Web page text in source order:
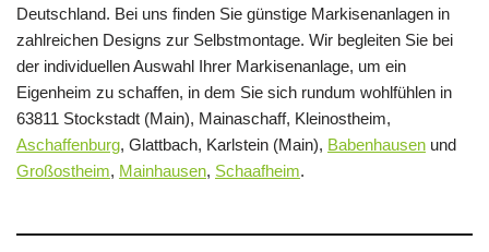
Deutschland. Bei uns finden Sie günstige Markisenanlagen in
zahlreichen Designs zur Selbstmontage. Wir begleiten Sie bei
der individuellen Auswahl Ihrer Markisenanlage, um ein
Eigenheim zu schaffen, in dem Sie sich rundum wohlfühlen in
63811 Stockstadt (Main), Mainaschaff, Kleinostheim,
Aschaffenburg, Glattbach, Karlstein (Main), Babenhausen und
Großostheim, Mainhausen, Schaafheim.